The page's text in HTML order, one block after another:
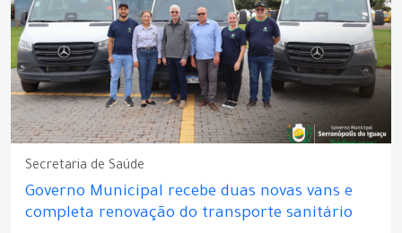
Secretaria de Saúde
Governo Municipal recebe duas novas vans e
completa renovação do transporte sanitário